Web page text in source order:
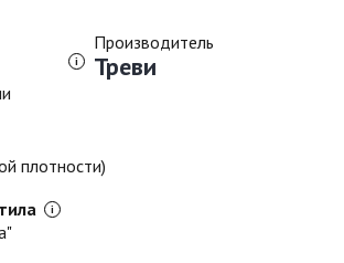
плотности)
Производитель
Треви